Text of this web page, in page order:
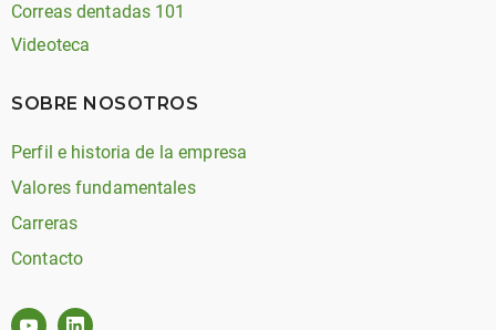
Correas dentadas 101
Videoteca
SOBRE NOSOTROS
Perfil e historia de la empresa
Valores fundamentales
Carreras
Contacto